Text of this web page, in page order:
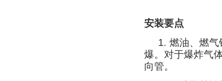
安装要点
1. 燃油、燃气
爆。对于爆炸气
向管。